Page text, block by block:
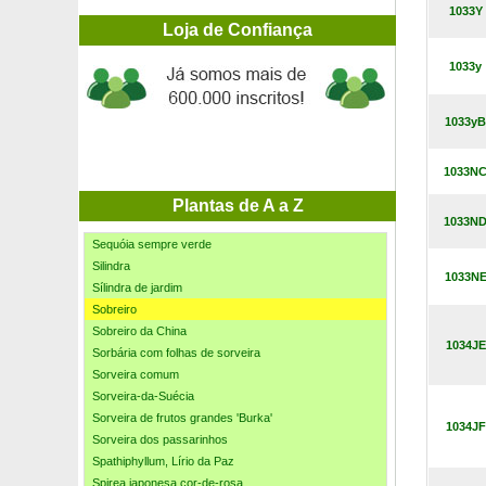
Loja de Confiança
Plantas de A a Z
Santolina prateada
Sarcococca hookeriana
Schefflera Dalton
Schisandra com flores vermelhas
Sequóia gigante
Sequóia sempre verde
Silindra
Sílindra de jardim
Sobreiro
Sobreiro da China
Sorbária com folhas de sorveira
Sorveira comum
Sorveira-da-Suécia
Sorveira de frutos grandes 'Burka'
Sorveira dos passarinhos
Spathiphyllum, Lírio da Paz
Spirea japonesa cor-de-rosa
1033Y
1033y
1033yB
1033NC
1033ND
1033NE
1034JE
1034JF